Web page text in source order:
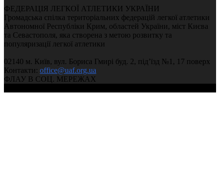
ФЕДЕРАЦІЯ ЛЕГКОЇ АТЛЕТИКИ УКРАЇНИ
Громадська спілка територіальних федерацій легкої атлетики
Автономної Республіки Крим, областей України, міст Києва
та Севастополя, яка створена з метою розвитку та
популяризації легкої атлетики
02140 м. Київ, вул. Бориса Гмирі буд. 2, під’їзд №1, 17 поверх
Контакти: office@uaf.org.ua
ФЛАУ В СОЦ. МЕРЕЖАХ